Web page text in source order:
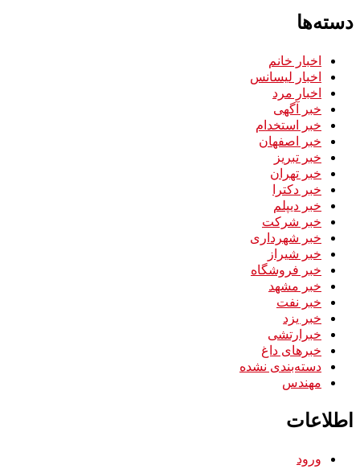
دسته‌ها
اخبار خانم
اخبار لیسانس
اخبار مرد
خبر آگهی
خبر استخدام
خبر اصفهان
خبر تبریز
خبر تهران
خبر دکترا
خبر دیپلم
خبر شرکت
خبر شهرداری
خبر شیراز
خبر فروشگاه
خبر مشهد
خبر نفت
خبر یزد
خبرارتشی
خبرهای داغ
دسته‌بندی نشده
مهندس
اطلاعات
ورود